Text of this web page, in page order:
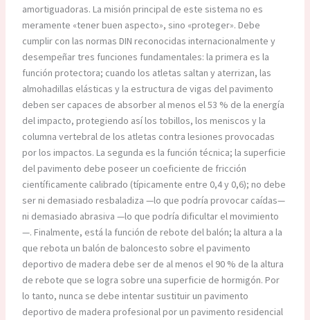
amortiguadoras. La misión principal de este sistema no es
meramente «tener buen aspecto», sino «proteger». Debe
cumplir con las normas DIN reconocidas internacionalmente y
desempeñar tres funciones fundamentales: la primera es la
función protectora; cuando los atletas saltan y aterrizan, las
almohadillas elásticas y la estructura de vigas del pavimento
deben ser capaces de absorber al menos el 53 % de la energía
del impacto, protegiendo así los tobillos, los meniscos y la
columna vertebral de los atletas contra lesiones provocadas
por los impactos. La segunda es la función técnica; la superficie
del pavimento debe poseer un coeficiente de fricción
científicamente calibrado (típicamente entre 0,4 y 0,6); no debe
ser ni demasiado resbaladiza —lo que podría provocar caídas—
ni demasiado abrasiva —lo que podría dificultar el movimiento
—. Finalmente, está la función de rebote del balón; la altura a la
que rebota un balón de baloncesto sobre el pavimento
deportivo de madera debe ser de al menos el 90 % de la altura
de rebote que se logra sobre una superficie de hormigón. Por
lo tanto, nunca se debe intentar sustituir un pavimento
deportivo de madera profesional por un pavimento residencial